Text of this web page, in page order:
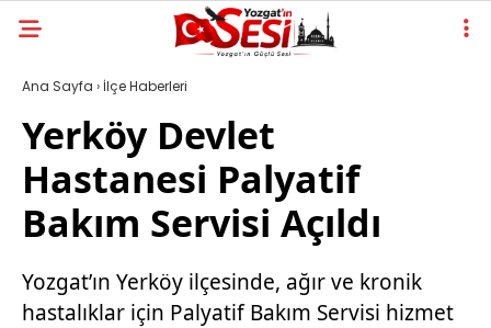
Ana Sayfa › İlçe Haberleri
Yerköy Devlet
Hastanesi Palyatif
Bakım Servisi Açıldı
Yozgat’ın Yerköy ilçesinde, ağır ve kronik
hastalıklar için Palyatif Bakım Servisi hizmet